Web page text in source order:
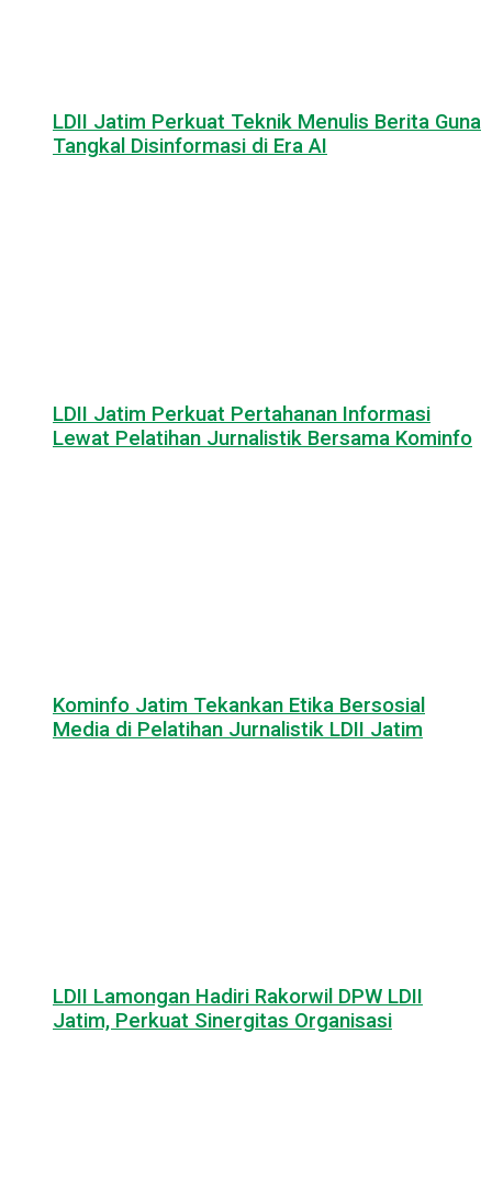
LDII Jatim Perkuat Teknik Menulis Berita Guna
Tangkal Disinformasi di Era AI
LDII Jatim Perkuat Pertahanan Informasi
Lewat Pelatihan Jurnalistik Bersama Kominfo
Kominfo Jatim Tekankan Etika Bersosial
Media di Pelatihan Jurnalistik LDII Jatim
LDII Lamongan Hadiri Rakorwil DPW LDII
Jatim, Perkuat Sinergitas Organisasi